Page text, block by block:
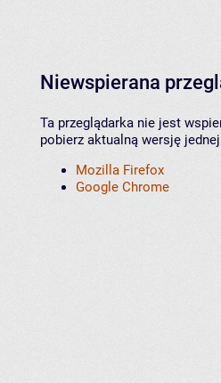
Niewspierana
Ta przeglądarka nie jest
pobierz aktualną wersję
Mozilla Firefox
Google Chrome